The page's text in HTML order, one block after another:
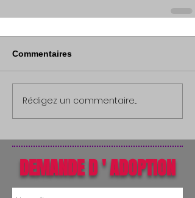
Commentaires
Rédigez un commentaire...
DEMANDE D ' ADOPTION